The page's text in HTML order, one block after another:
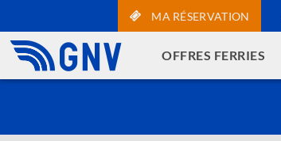
MA RÉSERVATION
OFFRES FERRIES